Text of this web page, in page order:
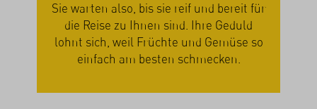
Sie warten also, bis sie reif und bereit für
die Reise zu Ihnen sind. Ihre Geduld
lohnt sich, weil Früchte und Gemüse so
einfach am besten schmecken.